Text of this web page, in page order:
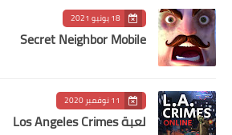
18 يونيو 2021
Secret Neighbor Mobile
11 نوفمبر 2020
لعبة Los Angeles Crimes